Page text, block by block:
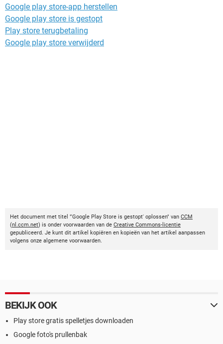
Google play store-app herstellen
Google play store is gestopt
Play store terugbetaling
Google play store verwijderd
Het document met titel "'Google Play Store is gestopt' oplossen" van CCM
(nl.ccm.net) is onder voorwaarden van de Creative Commons-licentie
gepubliceerd. Je kunt dit artikel kopiëren en kopieën van het artikel aanpassen
volgens onze algemene voorwaarden.
BEKIJK OOK
Play store gratis spelletjes downloaden
Google foto's prullenbak